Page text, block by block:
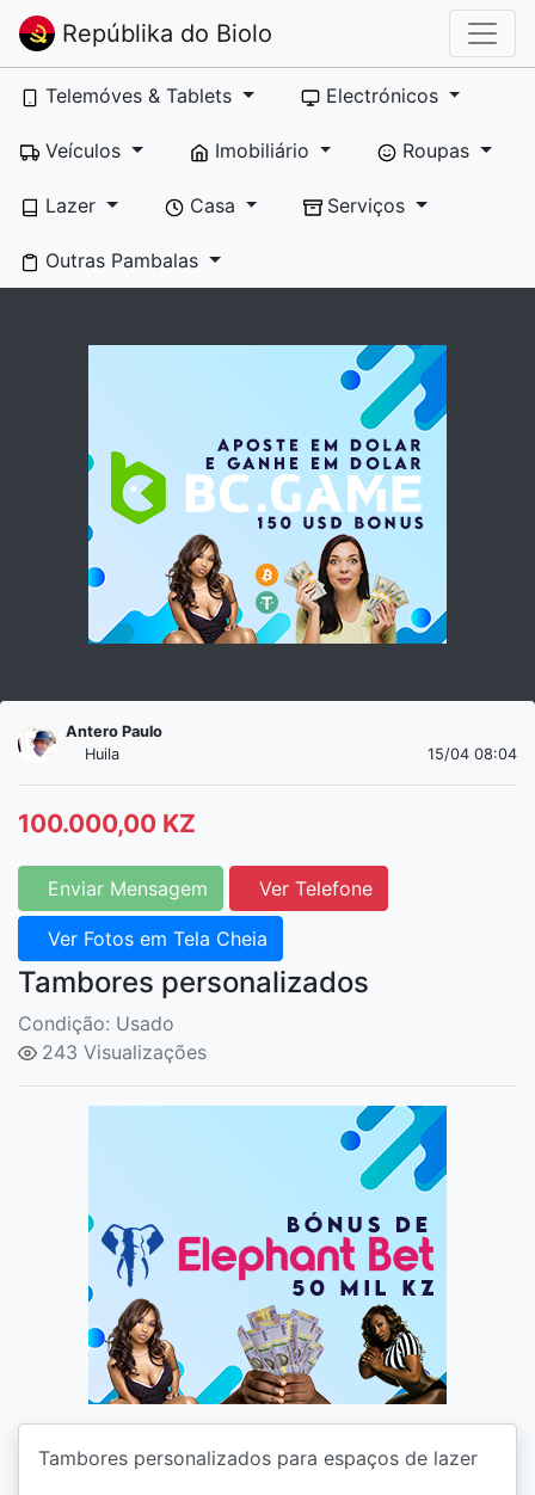
Repúblika do Biolo
Telemóves & Tablets Electrónicos
Veículos Imobiliário Roupas
Lazer Casa Serviços
Outras Pambalas
Antero Paulo
Huila
15/04 08:04
100.000,00 KZ
Enviar Mensagem Ver Telefone
Ver Fotos em Tela Cheia
Tambores personalizados
Condição: Usado
243 Visualizações